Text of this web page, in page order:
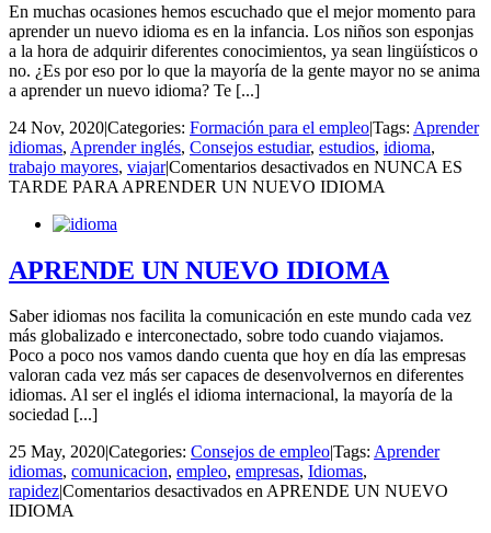
En muchas ocasiones hemos escuchado que el mejor momento para
aprender un nuevo idioma es en la infancia. Los niños son esponjas
a la hora de adquirir diferentes conocimientos, ya sean lingüísticos o
no. ¿Es por eso por lo que la mayoría de la gente mayor no se anima
a aprender un nuevo idioma? Te [...]
24 Nov, 2020|Categories: Formación para el empleo|Tags: Aprender
idiomas, Aprender inglés, Consejos estudiar, estudios, idioma,
trabajo mayores, viajar|Comentarios desactivados en NUNCA ES
TARDE PARA APRENDER UN NUEVO IDIOMA
APRENDE UN NUEVO IDIOMA
Saber idiomas nos facilita la comunicación en este mundo cada vez
más globalizado e interconectado, sobre todo cuando viajamos.
Poco a poco nos vamos dando cuenta que hoy en día las empresas
valoran cada vez más ser capaces de desenvolvernos en diferentes
idiomas. Al ser el inglés el idioma internacional, la mayoría de la
sociedad [...]
25 May, 2020|Categories: Consejos de empleo|Tags: Aprender
idiomas, comunicacion, empleo, empresas, Idiomas,
rapidez|Comentarios desactivados en APRENDE UN NUEVO
IDIOMA